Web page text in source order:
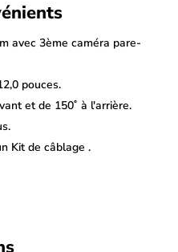
toutes les fonctions telles
pour enregistrer tous
du tout dernier capteur
qualité d'image, en
filme en FullHD.
avec 3ème caméra pare-
pouces.
et de 150˚ à l'arrière.
Kit de câblage .